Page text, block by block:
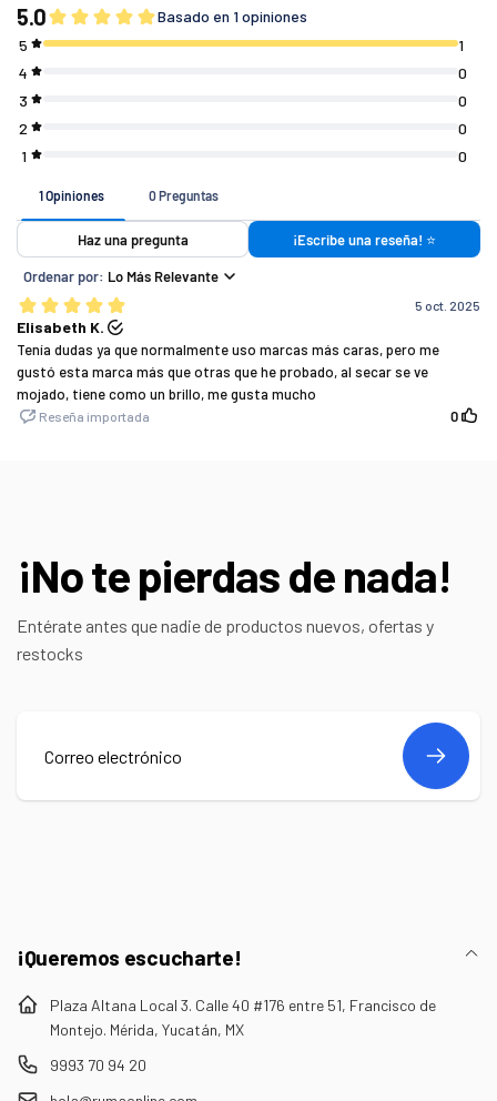
$ 7 5 0 - $ 1 4 4 9 $ 8 0
$ 1 4 5 0 (o más)
¡No te pierdas de nada!
Entérate antes que nadie de productos nuevos, ofertas y
restocks
Correo
¡Queremos escucharte!
Plaza Altana Local 3. Calle 40 #176 entre 51, Francisco de
Montejo. Mérida, Yucatán, MX
9993 70 94 20